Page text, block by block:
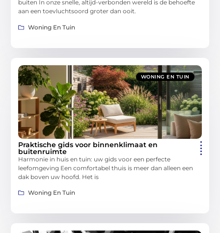
buiten In onze snelle, altijd-verbonden wereld is de behoefte
aan een toevluchtsoord groter dan ooit.
Woning En Tuin
WONING EN TUIN
Praktische gids voor binnenklimaat en
buitenruimte
Harmonie in huis en tuin: uw gids voor een perfecte
leefomgeving Een comfortabel thuis is meer dan alleen een
dak boven uw hoofd. Het is
Woning En Tuin